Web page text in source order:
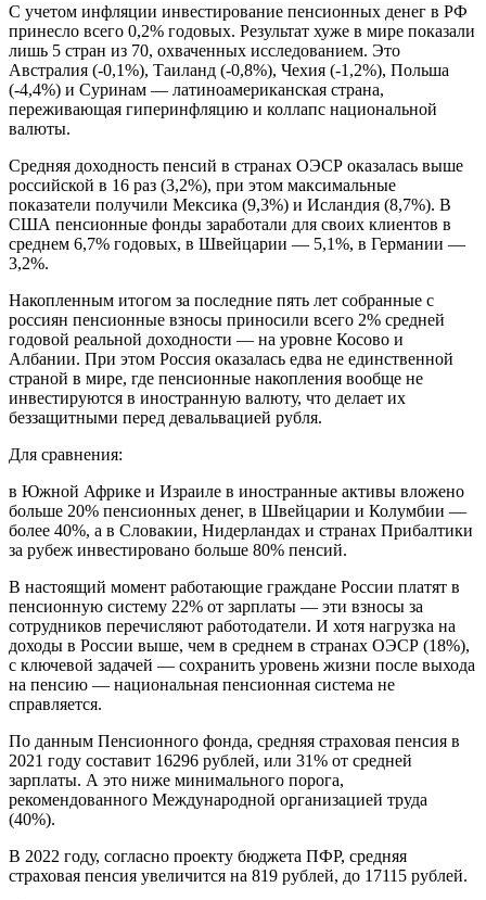
С учетом инфляции инвестирование пенсионных денег в РФ
принесло всего 0,2% годовых. Результат хуже в мире показали
лишь 5 стран из 70, охваченных исследованием. Это
Австралия (-0,1%), Таиланд (-0,8%), Чехия (-1,2%), Польша
(-4,4%) и Суринам — латиноамериканская страна,
переживающая гиперинфляцию и коллапс национальной
валюты.
Средняя доходность пенсий в странах ОЭСР оказалась выше
российской в 16 раз (3,2%), при этом максимальные
показатели получили Мексика (9,3%) и Исландия (8,7%). В
США пенсионные фонды заработали для своих клиентов в
среднем 6,7% годовых, в Швейцарии — 5,1%, в Германии —
3,2%.
Накопленным итогом за последние пять лет собранные с
россиян пенсионные взносы приносили всего 2% средней
годовой реальной доходности — на уровне Косово и
Албании. При этом Россия оказалась едва не единственной
страной в мире, где пенсионные накопления вообще не
инвестируются в иностранную валюту, что делает их
беззащитными перед девальвацией рубля.
Для сравнения:
в Южной Африке и Израиле в иностранные активы вложено
больше 20% пенсионных денег, в Швейцарии и Колумбии —
более 40%, а в Словакии, Нидерландах и странах Прибалтики
за рубеж инвестировано больше 80% пенсий.
В настоящий момент работающие граждане России платят в
пенсионную систему 22% от зарплаты — эти взносы за
сотрудников перечисляют работодатели. И хотя нагрузка на
доходы в России выше, чем в среднем в странах ОЭСР (18%),
с ключевой задачей — сохранить уровень жизни после выхода
на пенсию — национальная пенсионная система не
справляется.
По данным Пенсионного фонда, средняя страховая пенсия в
2021 году составит 16296 рублей, или 31% от средней
зарплаты. А это ниже минимального порога,
рекомендованного Международной организацией труда
(40%).
В 2022 году, согласно проекту бюджета ПФР, средняя
страховая пенсия увеличится на 819 рублей, до 17115 рублей.